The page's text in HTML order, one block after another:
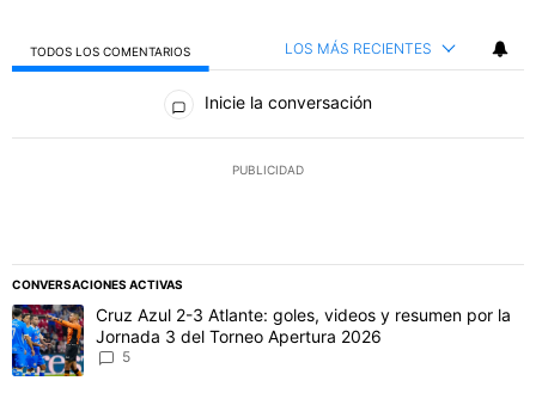
TODOS LOS COMENTARIOS LOS MÁS RECIENTES
Todos los comentarios
Inicie la conversación
PUBLICIDAD
CONVERSACIONES ACTIVAS
Este listado muestra los artículos con más comentarios en los
Un artículo de tendencia con el título "Cruz Azul 2-3 Atlante:
Cruz Azul 2-3 Atlante: goles, videos y resumen por la
Jornada 3 del Torneo Apertura 2026
5